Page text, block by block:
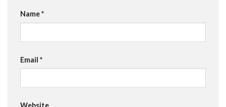
Name*
Email *
Website